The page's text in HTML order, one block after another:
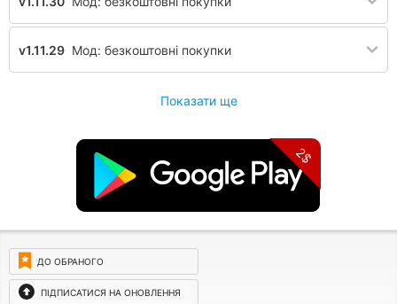
v1.11.29 Мод: безкоштовні покупки
Показати ще
2$
ДО ОБРАНОГО
ПІДПИСАТИСЯ НА ОНОВЛЕННЯ